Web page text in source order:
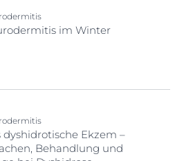
im Winter
dyshidrotische Ekzem –
Behandlung und